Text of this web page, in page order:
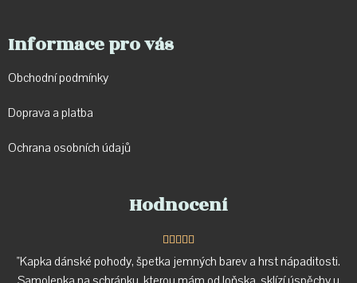
Informace pro vás
Obchodní podmínky
Doprava a platba
Ochrana osobních údajů
Hodnocení

"Kapka dánské pohody, špetka jemných barev a hrst nápaditosti.